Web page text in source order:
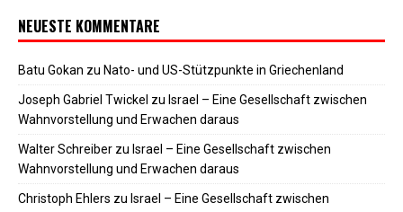
NEUESTE KOMMENTARE
Batu Gokan zu Nato- und US-Stützpunkte in Griechenland
Joseph Gabriel Twickel zu Israel – Eine Gesellschaft zwischen
Wahnvorstellung und Erwachen daraus
Walter Schreiber zu Israel – Eine Gesellschaft zwischen
Wahnvorstellung und Erwachen daraus
Christoph Ehlers zu Israel – Eine Gesellschaft zwischen